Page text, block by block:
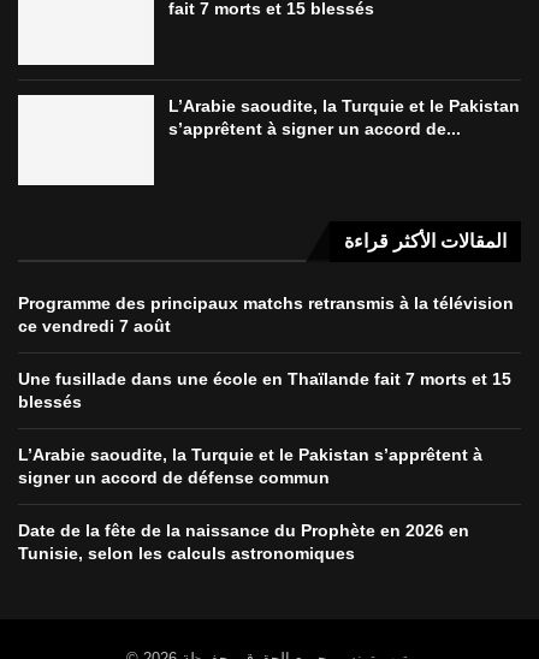
fait 7 morts et 15 blessés
L’Arabie saoudite, la Turquie et le Pakistan
s’apprêtent à signer un accord de...
المقالات الأكثر قراءة
Programme des principaux matchs retransmis à la télévision
ce vendredi 7 août
Une fusillade dans une école en Thaïlande fait 7 morts et 15
blessés
L’Arabie saoudite, la Turquie et le Pakistan s’apprêtent à
signer un accord de défense commun
Date de la fête de la naissance du Prophète en 2026 en
Tunisie, selon les calculs astronomiques